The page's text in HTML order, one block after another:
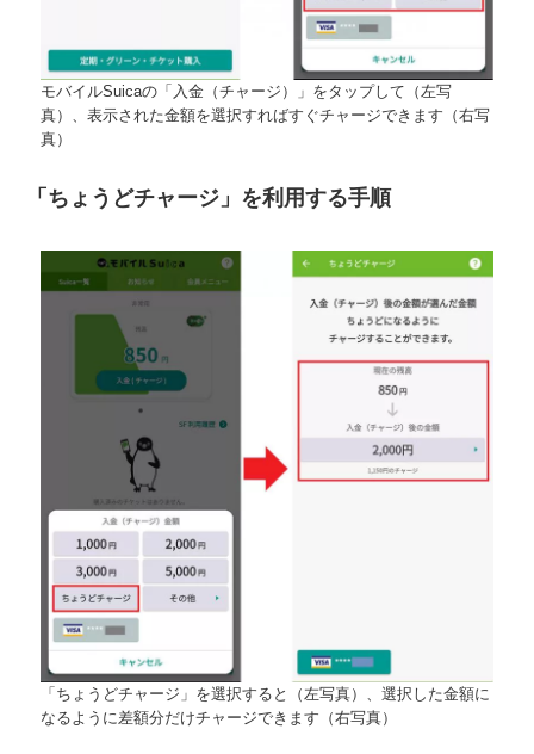
モバイルSuicaの「入金（チャージ）」をタップして（左写
真）、表示された金額を選択すればすぐチャージできます（右写
真）
「ちょうどチャージ」を利用する手順
「ちょうどチャージ」を選択すると（左写真）、選択した金額に
なるように差額分だけチャージできます（右写真）